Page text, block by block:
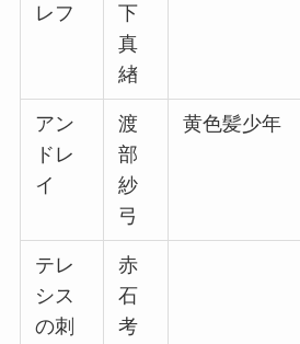
レフ
下
真
緖
アン
ドレ
イ
渡
部
紗
弓
黄色髪少年
テレ
シス
の刺
赤
石
考